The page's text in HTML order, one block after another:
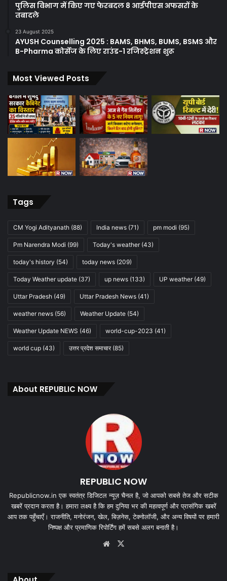
पुलिस विभाग में किए गए फेरबदल 8 आईपीएस अफसरों के
तबादले
23 August 2025
AYUSH Counselling 2025 : BAMS, BHMS, BUMS, BSMS और
B-Pharma कोर्सेज के लिए राउंड-1 रजिस्ट्रेशन शुरू
Most Viewed Posts
Tags
CM Yogi Adityanath (88) India news (71) pm modi (95)
Pm Narendra Modi (99) Today's weather(43)
today's history (54) today news (209)
Today Weather update (37) up news (133) UP weather(49)
Uttar Pradesh (49) Uttar Pradesh News (41)
weather news (56) Weather Update (54)
Weather Update NEWS (46) world-cup-2023 (41)
world cup (43) उत्तर प्रदेश समाचार(85)
About REPUBLIC NOW
REPUBLIC NOW
Republicnow.in एक स्वतंत्र डिजिटल न्यूज़ चैनल है, जो आपको सबसे तेज और सटीक
खबरें प्रदान करता है। हमारा लक्ष्य है कि हम दुनिया भर की महत्वपूर्ण और प्रासंगिक खबरें
आप तक पहुँचाएँ। राजनीति, मनोरंजन, खेल, बिज़नेस, टेक्नोलॉजी, और अन्य विषयों पर हमारी
निष्पक्ष और प्रमाणिक रिपोर्टिंग हमें सबसे अलग बनाती है।
Website